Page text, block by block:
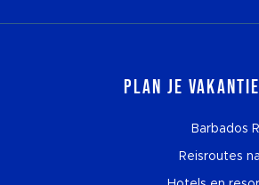
Plan je
Barbados
Reisroutes